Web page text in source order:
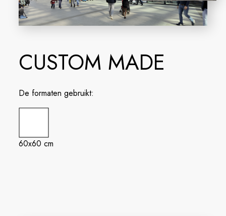
CUSTOM MADE
De formaten gebruikt:
60x60 cm